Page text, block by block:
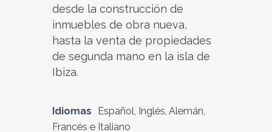
desde la construcción de
inmuebles de obra nueva,
hasta la venta de propiedades
de segunda mano en la isla de
Ibiza.
Idiomas
Español, Inglés, Alemán,
Francés e Italiano